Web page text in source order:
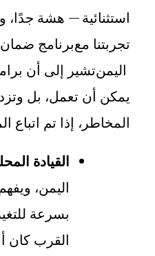
استثنائية — هشة جدًا،
تجربتنا مع
تشير إلى أن
يمكن أن تعمل، بل
المخاطر، إذا تم اتباع
القيادة
اليمن،
بسرعة
القرب كان